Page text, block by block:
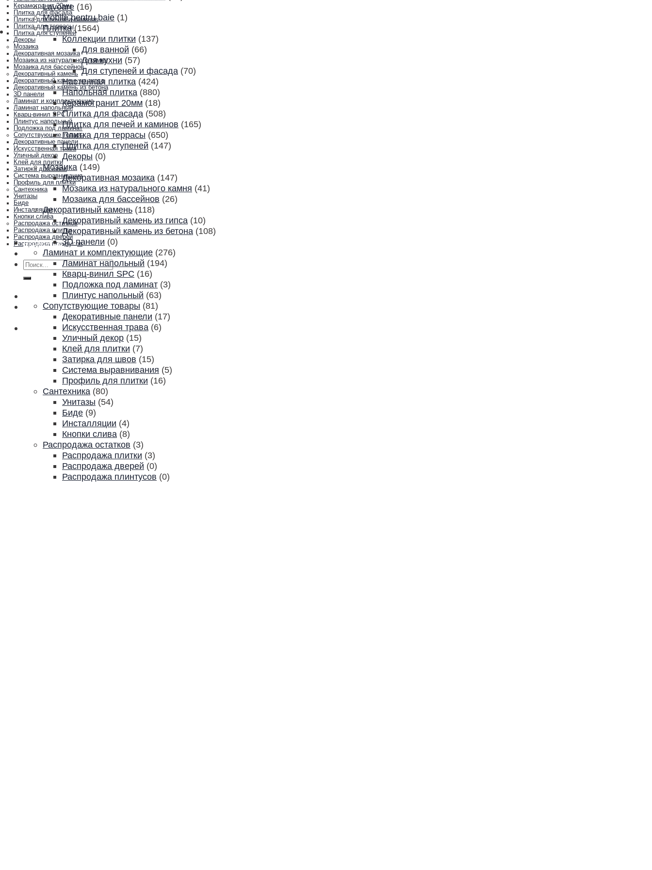
Керамогранит 20мм
Плитка для фасада
Плитка для печей и каминов
Плитка для террасы
Плитка для ступеней
Декоры
Мозаика
Декоративная мозаика
Мозаика из натурального камня
Мозаика для бассейнов
Декоративный камень
Декоративный камень из гипса
Декоративный камень из бетона
3D панели
Ламинат и комплектующие
Ламинат напольный
Кварц-винил SPC
Плинтус напольный
Подложка под ламинат
Сопутствующие товары
Декоративные панели
Искусственная трава
Уличный декор
Клей для плитки
Затирка для швов
Система выравнивания
Профиль для плитки
Сантехника
Унитазы
Биде
Инсталляции
Кнопки слива
Распродажа остатков
Распродажа плитки
Распродажа дверей
Распродажа плинтусов
Акции и скидки
Контакты
Искать:
Lavoare (16)
Mobila pentru baie (1)
Плитка (1564)
Коллекции плитки (137)
Для ванной (66)
Для кухни (57)
Для ступеней и фасада (70)
Настенная плитка (424)
Напольная плитка (880)
Керамогранит 20мм (18)
Плитка для фасада (508)
Плитка для печей и каминов (165)
Плитка для террасы (650)
Плитка для ступеней (147)
Декоры (0)
Мозаика (149)
Декоративная мозаика (147)
Мозаика из натурального камня (41)
Мозаика для бассейнов (26)
Декоративный камень (118)
Декоративный камень из гипса (10)
Декоративный камень из бетона (108)
3D панели (0)
Ламинат и комплектующие (276)
Ламинат напольный (194)
Кварц-винил SPC (16)
Подложка под ламинат (3)
Плинтус напольный (63)
Сопутствующие товары (81)
Декоративные панели (17)
Искусственная трава (6)
Уличный декор (15)
Клей для плитки (7)
Затирка для швов (15)
Система выравнивания (5)
Профиль для плитки (16)
Сантехника (80)
Унитазы (54)
Биде (9)
Инсталляции (4)
Кнопки слива (8)
Распродажа остатков (3)
Распродажа плитки (3)
Распродажа дверей (0)
Распродажа плинтусов (0)